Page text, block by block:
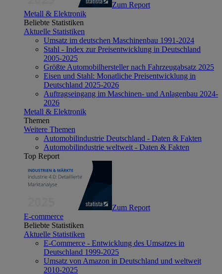
Zum Report
Metall & Elektronik
Beliebte Statistiken
Aktuelle Statistiken
Umsatz im deutschen Maschinenbau 1991-2024
Stahl - Index zur Preisentwicklung in Deutschland
2005-2025
Größte Automobilhersteller nach Fahrzeugabsatz 2025
Eisen und Stahl: Monatliche Preisentwicklung in
Deutschland 2025-2026
Auftragseingang im Maschinen- und Anlagenbau 2024-
2026
Metall & Elektronik
Themen
Weitere Themen
Automobilindustrie Deutschland - Daten & Fakten
Automobilindustrie weltweit - Daten & Fakten
Top Report
Zum Report
E-commerce
Beliebte Statistiken
Aktuelle Statistiken
E-Commerce - Entwicklung des Umsatzes in
Deutschland 1999-2025
Umsatz von Amazon in Deutschland und weltweit
2010-2025